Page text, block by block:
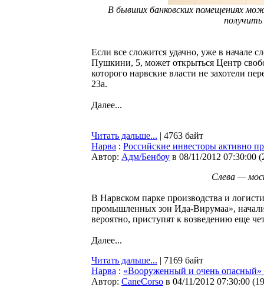
В бывших банковских помещениях
Если все сложится удачно, уже в начале
Пушкини, 5, может открыться Центр
которого нарвские власти не захотели
23а.
Далее...
Читать дальше... | 4763 байт
Нарва : Российские инвесторы активно
Автор: Адм/Бенбоу в 08/11/2012 07:30:00 (
Слева —
В Нарвском парке производства и
промышленных зон Ида-Вирумаа», начали
вероятно, приступят к возведению еще
Далее...
Читать дальше... | 7169 байт
Нарва : «Вооруженный и очень
Автор: CaneCorso в 04/11/2012 07:30:00 (